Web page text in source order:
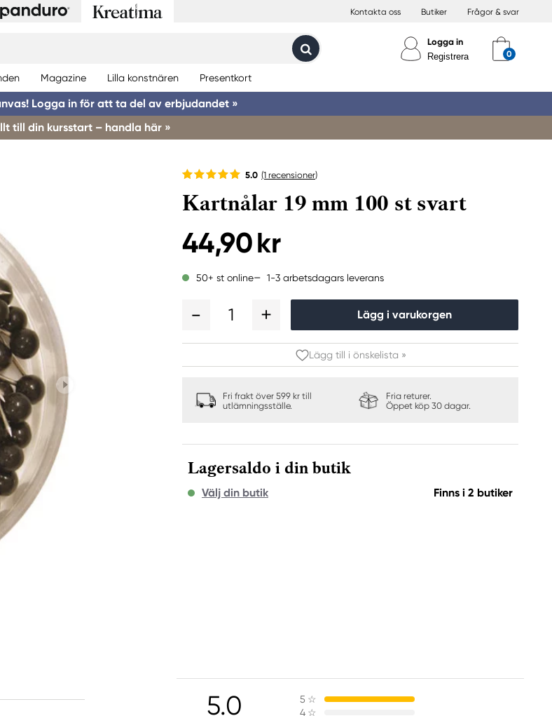
Kontakta oss Butiker Frågor & svar
Logga in
Registrera
Magazine Lilla konstnären Presentkort
Logga in för att ta del av erbjudandet »
till din kursstart – handla här »
5.0 (1 recensioner)
Kartnålar 19 mm 100 st svart
44,90 kr
50+ st online 1-3 arbetsdagars leverans
1 Lägg i varukorgen
Lägg till i önskelista »
Fri frakt över 599 kr till
utlämningsställe.
Fria returer.
Öppet köp 30 dagar.
Lagersaldo i din butik
Välj din butik Finns i 2 butiker
5.0 5 ☆
4 ☆